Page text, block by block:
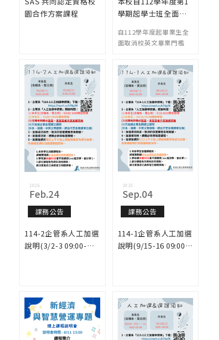
園合作方案課程
學期起學士班全面取
自112學年度起畢業生全
面取消校英文畢業門檻
2026
Feb.24
課務公告
114-2企管系人工加選
說明(3/2-3 09:00-
2025
Sep.04
課務公告
114-1企管系人工加選
說明(9/15-16 09:00-